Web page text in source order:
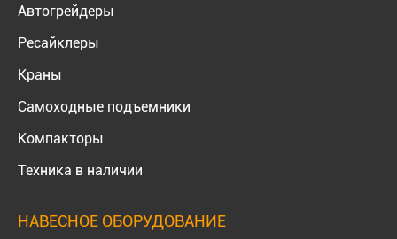
Автогрейдеры
Ресайклеры
Краны
Самоходные подъемники
Компакторы
Техника в наличии
НАВЕСНОЕ ОБОРУДОВАНИЕ